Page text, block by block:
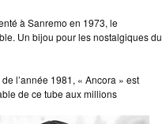
à Sanremo en 1973, le
Un bijou pour les nostalgiques du
l’année 1981, « Ancora » est
de ce tube aux millions